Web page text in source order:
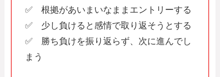
✅ 根拠があいまいなままエントリーする
✅ 少し負けると感情で取り返そうとする
✅ 勝ち負けを振り返らず、次に進んでし
まう